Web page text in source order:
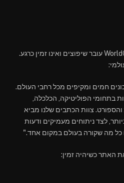
נראה שהאתר WorldGlobalNews24 עובר שיפוצים ואינו זמין כרגע.
חמים ומקיפים מכל רחבי העולם.
בתחומי הפוליטיקה, הכלכלה,
צוות הכתבים שלנו מביא
לצד ניתוחים מעמיקים ודעות
כל מה שקורה בעולם במקום אחד."
האתר כשיהיה זמין: